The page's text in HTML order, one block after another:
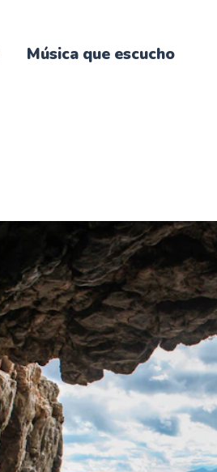
Música que escucho